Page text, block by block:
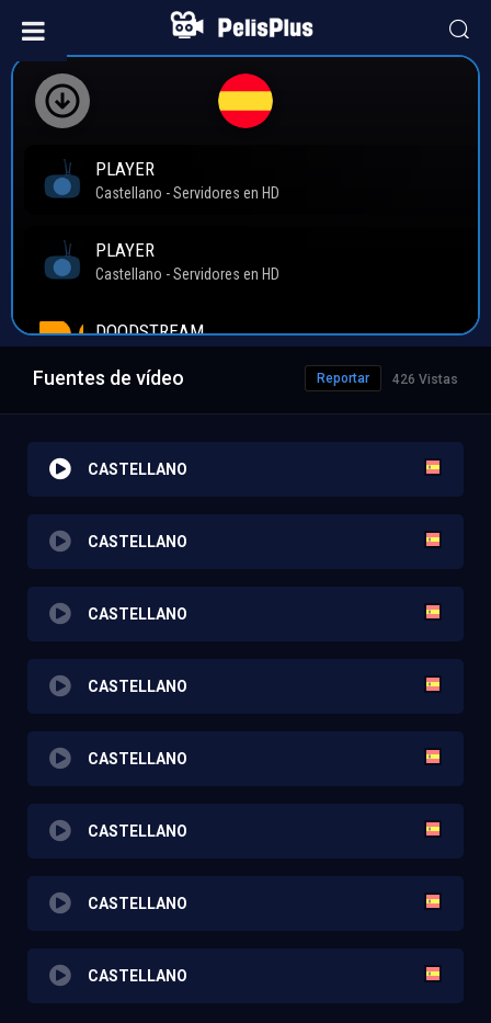
Fuentes de vídeo 426 Vistas
Reportar
CASTELLANO
CASTELLANO
CASTELLANO
CASTELLANO
CASTELLANO
CASTELLANO
CASTELLANO
CASTELLANO